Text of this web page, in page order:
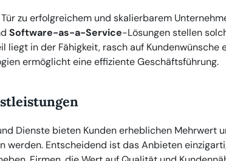
zu erfolgreichem und skalierbarem
Software-as-a-Service-Lösungen stellen
liegt in der Fähigkeit, rasch auf Kundenwünsche
ermöglicht eine effiziente Geschäftsführung.
Dienste bieten Kunden erheblichen Mehrwert
werden. Entscheidend ist das Anbieten